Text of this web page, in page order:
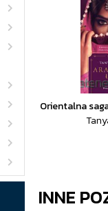
Orientalna
INNE